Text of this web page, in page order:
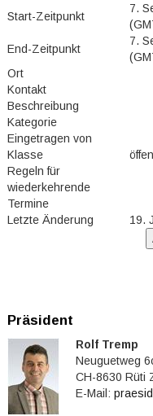
Start-Zeitpunkt
7.
End-Zeitpunkt
7.
Ort
Kontakt
Beschreibung
Kategorie
Eingetragen von
Klasse
Regeln für
wiederkehrende
Termine
Letzte Änderung
19.
Präsident
Rolf Tremp
Neuguetweg
CH-8630 Rüti
E-Mail: